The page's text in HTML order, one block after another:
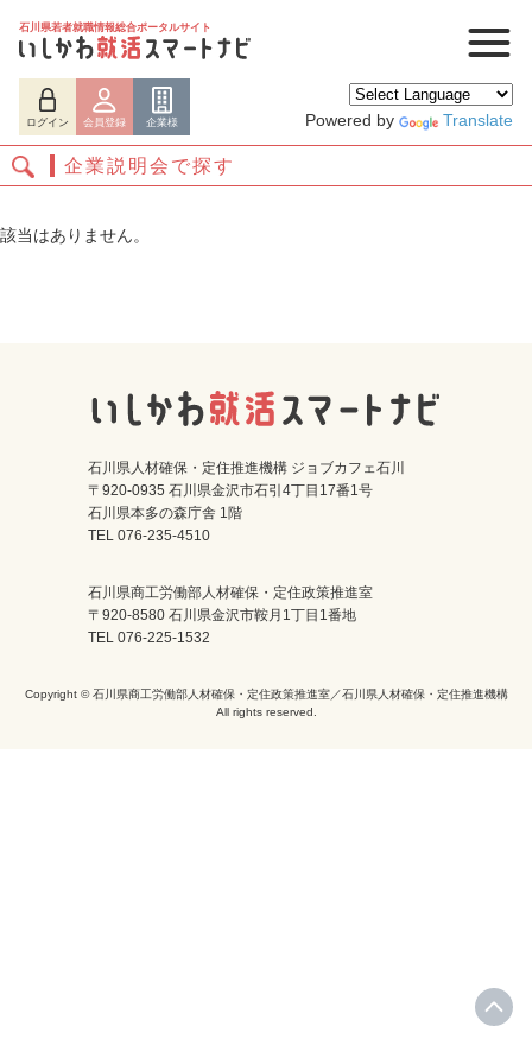
石川県若者就職情報総合ポータルサイト
ログイン 会員登録 企業様 Powered by Translate
ログイン 会員登録
企業説明会で探す
該当はありません。
石川県人材確保・定住推進機構 ジョブカフェ石川
〒920-0935 石川県金沢市石引4丁目17番1号
石川県本多の森庁舎 1階
TEL 076-235-4510
石川県商工労働部人材確保・定住政策推進室
〒920-8580 石川県金沢市鞍月1丁目1番地
TEL 076-225-1532
Copyright © 石川県商工労働部人材確保・定住政策推進室／石川県人材確保・定住推進機構
All rights reserved.